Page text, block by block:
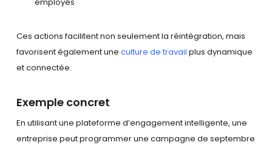
Ces actions facilitent non seulement la réintégration, mais
favorisent également une culture de travail plus dynamique
et connectée.
Exemple concret
En utilisant une plateforme d’engagement intelligente, une
entreprise peut programmer une campagne de septembre